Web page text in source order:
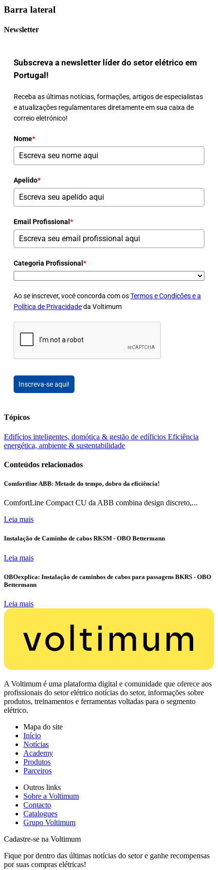
Barra lateral
Newsletter
Subscreva a newsletter líder do setor elétrico em
Portugal!
Receba as últimas notícias, formações, artigos de especialistas
e atualizações regulamentares diretamente em sua caixa de
correio eletrónico!
Nome*
Apelido*
Email Profissional *
Categoria Profissional *
Ao se inscrever, você concorda com osTermos e Condições e a
Política de Privacidadeda Voltimum
Inscreva-se aqui!
Tópicos
Edifícios inteligentes, domótica & gestão de edíficios Eficiência
energética, ambiente & sustentabilidade
Conteúdos relacionados
Comfortline ABB: Metade do tempo, dobro da eficiência!
ComfortLine Compact CU da ABB combina design discreto,...
Leia mais
Instalação de Caminho de cabos RKSM - OBO Bettermann
Leia mais
OBOexplica: Instalação de caminhos de cabos para passagens BKRS - OBO
Bettermann
Leia mais
A Voltimum é uma plataforma digital e comunidade que oferece aos
profissionais do setor elétrico notícias do setor, informações sobre
produtos, treinamentos e ferramentas voltadas para o segmento
elétrico.
Mapa do site
Início
Notícias
Academy
Produtos
Parceiros
Outros links
Sobre a Voltimum
Contacto
Catalogues
Grupo Voltimum
Cadastre-se na Voltimum
Fique por dentro das últimas notícias do setor e ganhe recompensas
por suas compras elétricas!